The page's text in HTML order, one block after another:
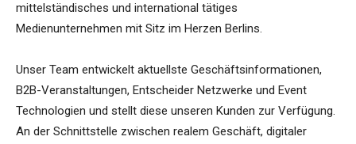
mittelständisches und international tätiges
Medienunternehmen mit Sitz im Herzen Berlins.
Unser Team entwickelt aktuellste Geschäftsinformationen,
B2B-Veranstaltungen, Entscheider Netzwerke und Event
Technologien und stellt diese unseren Kunden zur Verfügung.
An der Schnittstelle zwischen realem Geschäft, digitaler